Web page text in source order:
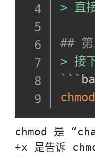
> 直
## 第
> 接
`
chmod
chmod 是
+x 是告诉